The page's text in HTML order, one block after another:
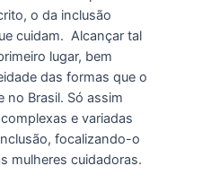
o da inclusão
cuidam. Alcançar tal
lugar, bem
das formas que o
no Brasil. Só assim
e variadas
focalizando-o
mulheres cuidadoras.